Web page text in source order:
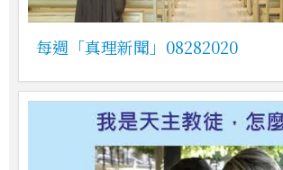
每週「真理新聞」08282020